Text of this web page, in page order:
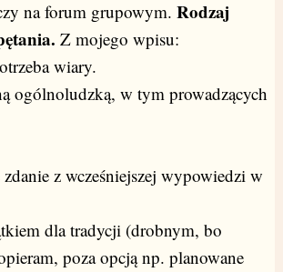
na forum grupowym. Rodzaj
Z mojego wpisu:
wiary.
ogólnoludzką, w tym prowadzących
z wcześniejszej wypowiedzi w
dla tradycji (drobnym, bo
poza opcją np. planowane